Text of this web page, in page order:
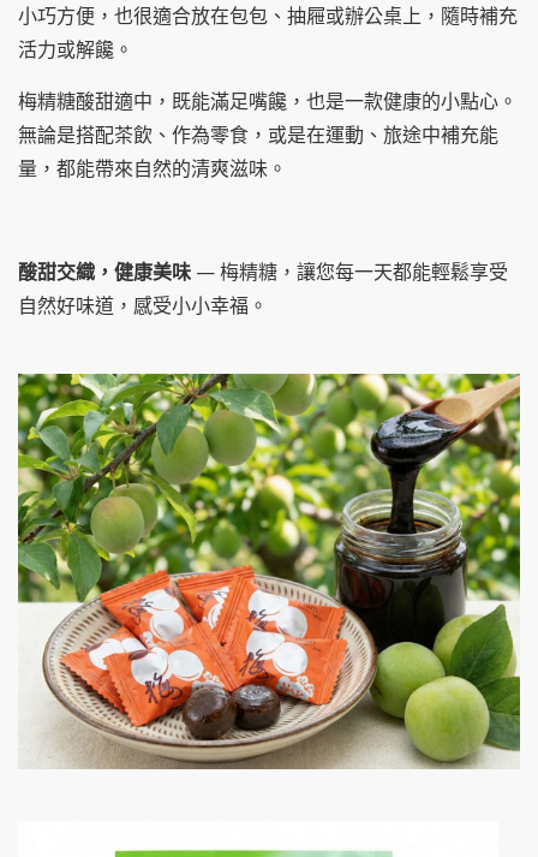
小巧方便，也很適合放在包包、抽屜或辦公桌上，隨時補充
活力或解饞。
梅精糖酸甜適中，既能滿足嘴饞，也是一款健康的小點心。
無論是搭配茶飲、作為零食，或是在運動、旅途中補充能
量，都能帶來自然的清爽滋味。
酸甜交織，健康美味 — 梅精糖，讓您每一天都能輕鬆享受
自然好味道，感受小小幸福。